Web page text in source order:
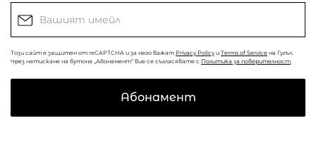
Този сайт е защитен от reCAPTCHA и за него важат Privacy Policy и Terms of Service на Гугъл.
Чрез натискане на бутона „Абонамент“ вие се съгласявате с Политика за поверителност
Абонамент